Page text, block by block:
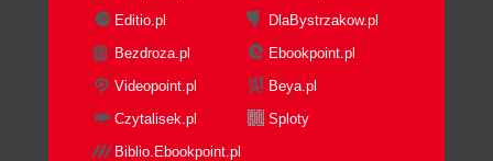
Przygotowanie środowiska dystrybucji GNU/Linux
Debian (202)
Konfiguracja GlusterFS w celu zapewnienia
Integracja CTDB, GlusterFS i serwera Samba 4
(209)
Editio.pl
DlaBystrzakow.pl
Bezdroza.pl
Ebookpoint.pl
Videopoint.pl
Beya.pl
Czytalisek.pl
Sploty
Biblio.Ebookpoint.pl